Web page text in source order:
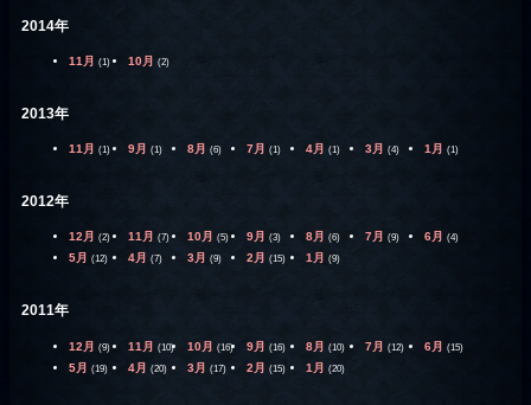
2014年
11月 (1) 10月 (2)
2013年
11月 (1) 9月 (1) 8月 (6) 7月 (1) 4月 (1) 3月 (4) 1月 (1)
2012年
12月 (2) 11月 (7) 10月 (5) 9月 (3) 8月 (6) 7月 (9) 6月 (4)
5月 (12) 4月 (7) 3月 (9) 2月 (15) 1月 (9)
2011年
12月 (9) 11月 (10) 10月 (16) 9月 (16) 8月 (10) 7月 (12) 6月 (15)
5月 (19) 4月 (20) 3月 (17) 2月 (15) 1月 (20)